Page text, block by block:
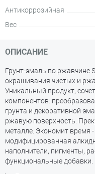
Антикоррозийная
Вес
ОПИСАНИЕ
Грунт-эмаль по ржавчине
окрашивания чистых и
Уникальный продукт,
компонентов:
грунта и декоративной
ржавую поверхность.
металле. Экономит время -
модифицированная
наполнители, пигменты,
функциональные добавки.